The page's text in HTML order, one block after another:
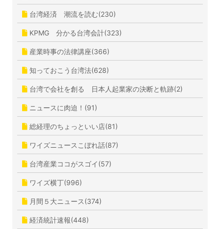
台湾経済 潮流を読む(230)
KPMG 分かる台湾会計(323)
産業時事の法律講座(366)
知っておこう台湾法(628)
台湾で会社を創る 日本人起業家の決断と軌跡(2)
ニュースに肉迫！(91)
総経理のちょっといい店(81)
ワイズニュースこぼれ話(87)
台湾産業ココがスゴイ(57)
ワイズ横丁(996)
月間５大ニュース(374)
経済統計速報(448)